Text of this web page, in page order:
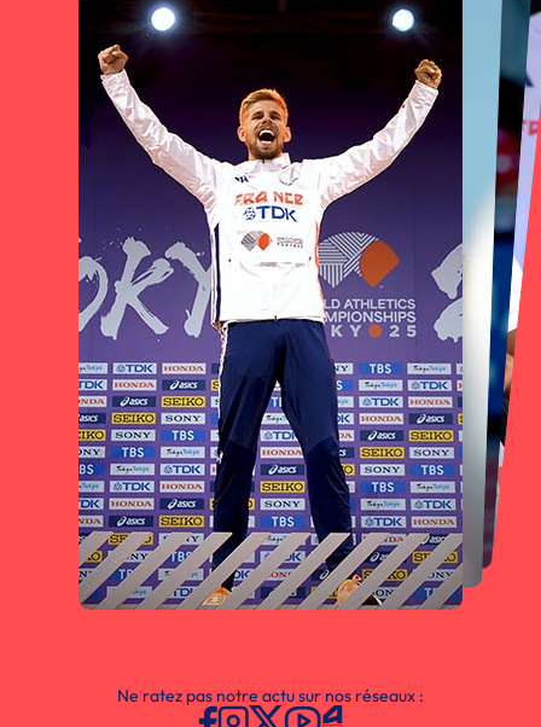
Ne ratez pas notre actu sur nos réseaux :